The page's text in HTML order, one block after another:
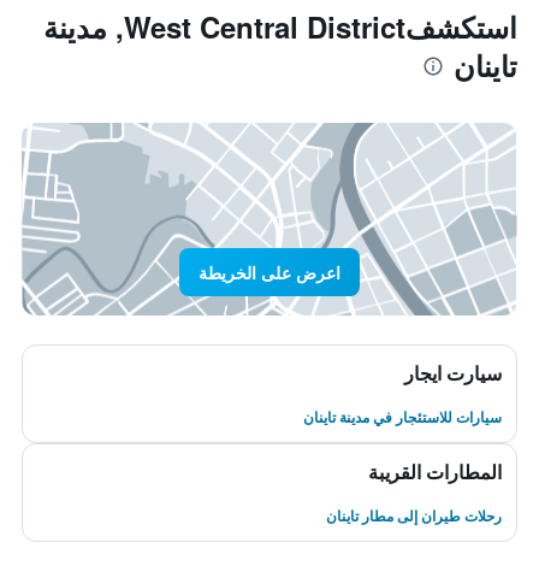
استكشفWest Central District, مدينة
تاينان
اعرض على الخريطة
سيارت ايجار
سيارات للاستئجار في مدينة تاينان
المطارات القريبة
رحلات طيران إلى مطار تاينان